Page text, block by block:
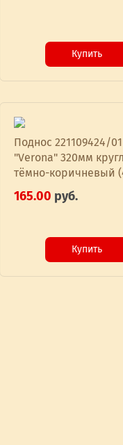
Купить
Поднос 221109424/01
"Verona" 320мм
тёмно-коричневый
165.00 руб.
Купить